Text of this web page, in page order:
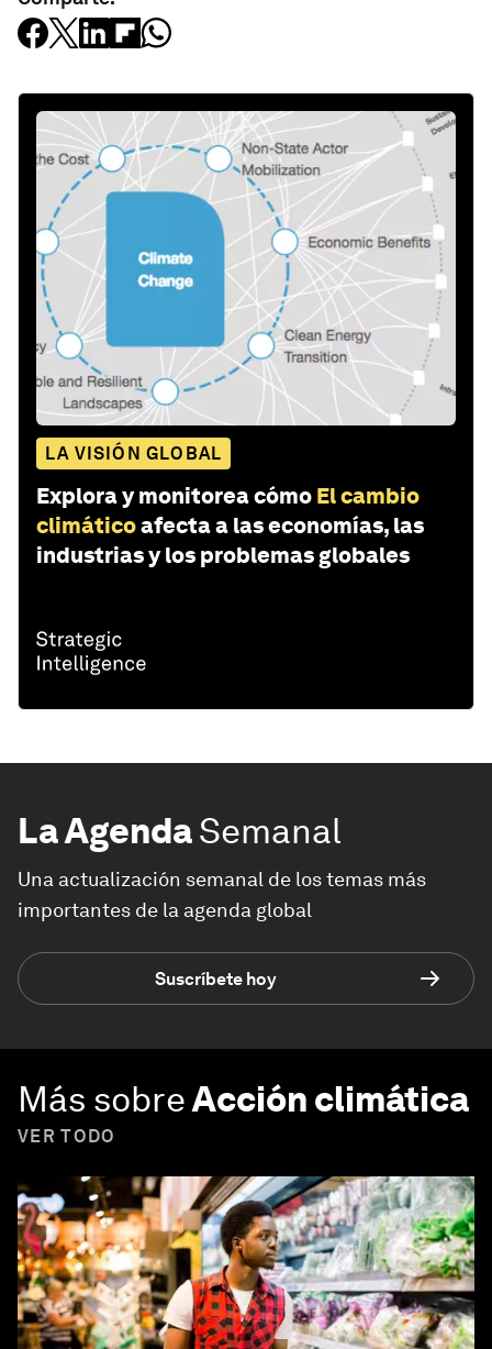
LA VISIÓN GLOBAL
Explora y monitorea cómo El cambio
climáticoafecta a las economías, las
industrias y los problemas globales
La AgendaSemanal
Una actualización semanal de los temas más
importantes de la agenda global
Suscríbete hoy
Más sobreAcción climática
VER TODO